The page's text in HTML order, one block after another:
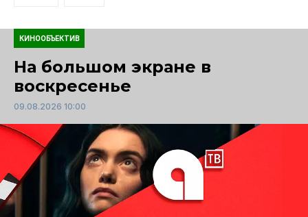
КИНООБЪЕКТИВ
На большом экране в
воскресенье
09.08.2026 10:00